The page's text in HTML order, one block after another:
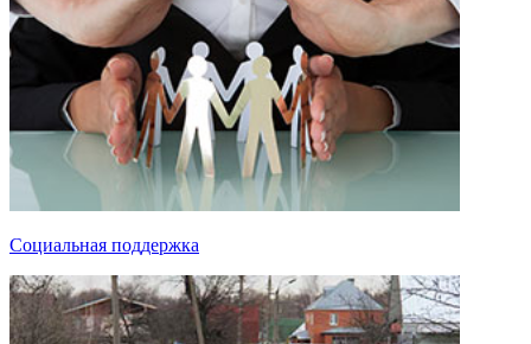
Социальная поддержка